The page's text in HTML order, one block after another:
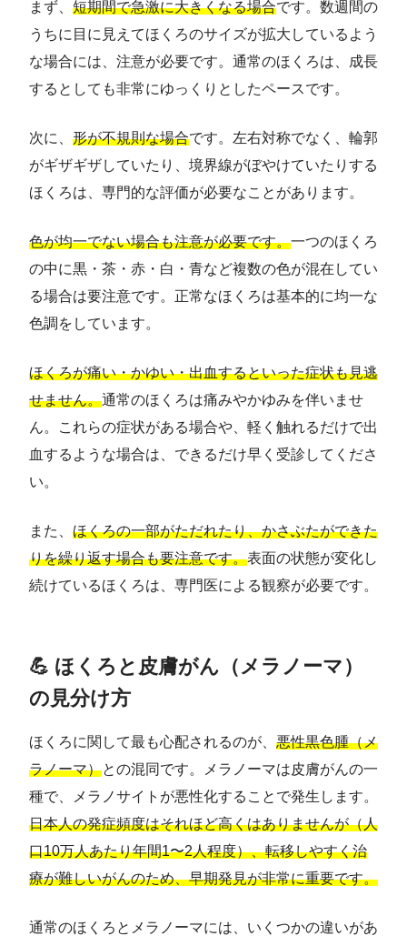
まず、 短期間で急激に大きくなる場合です。数週間の
うちに目に見えてほくろのサイズが拡大しているよう
な場合には、注意が必要です。通常のほくろは、成長
するとしても非常にゆっくりとしたペースです。
次に、 形が不規則な場合です。左右対称でなく、輪郭
がギザギザしていたり、境界線がぼやけていたりする
ほくろは、専門的な評価が必要なことがあります。
色が均一でない場合も注意が必要です。一つのほくろ
の中に黒・茶・赤・白・青など複数の色が混在してい
る場合は要注意です。正常なほくろは基本的に均一な
色調をしています。
ほくろが痛い・かゆい・出血するといった症状も見逃
せません。通常のほくろは痛みやかゆみを伴いませ
ん。これらの症状がある場合や、軽く触れるだけで出
血するような場合は、できるだけ早く受診してくださ
い。
また、 ほくろの一部がただれたり、かさぶたができた
りを繰り返す場合も要注意です。表面の状態が変化し
続けているほくろは、専門医による観察が必要です。
💪 ほくろと皮膚がん（メラノーマ）
の見分け方
ほくろに関して最も心配されるのが、 悪性黒色腫（メ
ラノーマ）との混同です。メラノーマは皮膚がんの一
種で、メラノサイトが悪性化することで発生します。
日本人の発症頻度はそれほど高くはありませんが（人
口10万人あたり年間1〜2人程度）、転移しやすく治
療が難しいがんのため、早期発見が非常に重要です。
通常のほくろとメラノーマには、いくつかの違いがあ